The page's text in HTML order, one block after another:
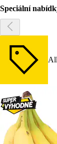
Speciální